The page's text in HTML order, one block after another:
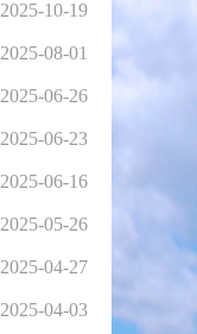
2025-10-19
2025-08-01
2025-06-26
2025-06-23
2025-06-16
2025-05-26
2025-04-27
2025-04-03